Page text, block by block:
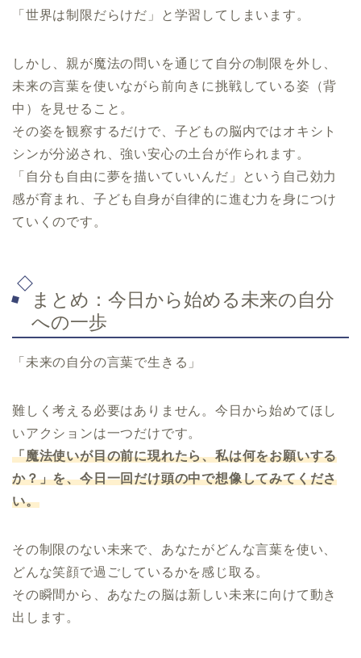
「世界は制限だらけだ」と学習してしまいます。
しかし、親が魔法の問いを通じて自分の制限を外し、
未来の言葉を使いながら前向きに挑戦している姿（背
中）を見せること。
その姿を観察するだけで、子どもの脳内ではオキシト
シンが分泌され、強い安心の土台が作られます。
「自分も自由に夢を描いていいんだ」という自己効力
感が育まれ、子ども自身が自律的に進む力を身につけ
ていくのです。
まとめ：今日から始める未来の自分
への一歩
「未来の自分の言葉で生きる」
難しく考える必要はありません。今日から始めてほし
いアクションは一つだけです。
「魔法使いが目の前に現れたら、私は何をお願いする
か？」を、今日一回だけ頭の中で想像してみてくださ
い。
その制限のない未来で、あなたがどんな言葉を使い、
どんな笑顔で過ごしているかを感じ取る。
その瞬間から、あなたの脳は新しい未来に向けて動き
出します。